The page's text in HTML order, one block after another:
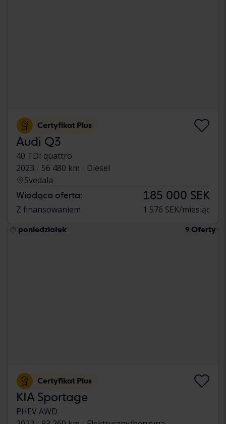
Certyfikat Plus
Audi Q3
40 TDI quattro
2023
56 480 km
Diesel
Svedala
Wiodąca oferta: 185 000 SEK
Z finansowaniem 1 576 SEK/miesiąc
poniedziałek 9 Oferty
Certyfikat Plus
KIA Sportage
PHEV AWD